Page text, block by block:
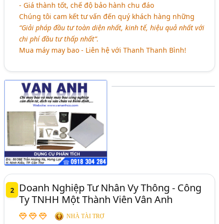
- Giá thành tốt, chế độ bảo hành chu đáo
Chúng tôi cam kết tư vấn đến quý khách hàng những
“Giải pháp đầu tư toàn diện nhất, kinh tế, hiệu quả nhất với
chi phí đầu tư thấp nhất”.
Mua máy may bao - Liên hệ với Thanh Thanh Bình!
2
Doanh Nghiệp Tư Nhân Vy Thông - Công
Ty TNHH Một Thành Viên Vân Anh
NHÀ TÀI TRỢ